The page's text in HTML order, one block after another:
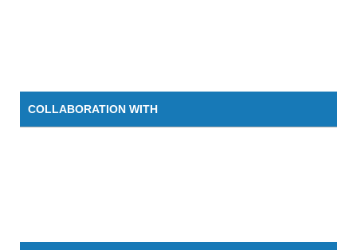
COLLABORATION WITH